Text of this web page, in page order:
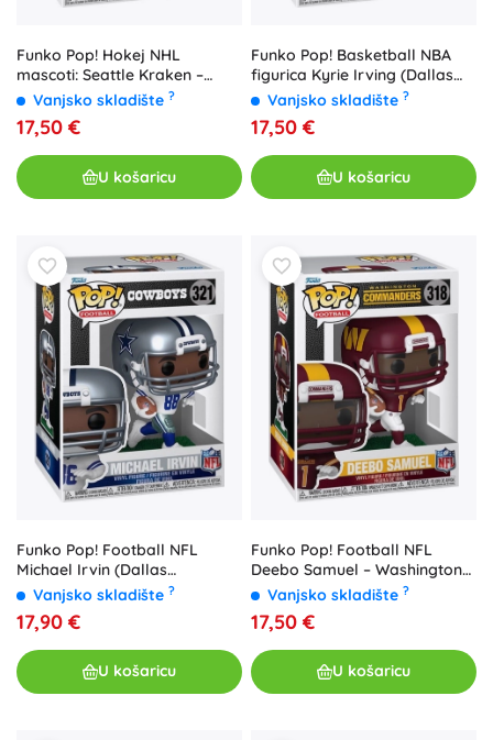
Funko Pop! Hokej NHL
mascoti: Seattle Kraken –
Buoy #08 - 1 komad
Vanjsko skladište ?
17,50 €
U košaricu
Funko Pop! Basketball NBA
figurica Kyrie Irving (Dallas
Mavericks) - 1 komad
Vanjsko skladište ?
17,50 €
U košaricu
Funko Pop! Football NFL
Michael Irvin (Dallas
Cowboys) #321 - 1 komad
Vanjsko skladište ?
17,90 €
U košaricu
Funko Pop! Football NFL
Deebo Samuel – Washington
Commanders #318 - 1 komad
Vanjsko skladište ?
17,50 €
U košaricu